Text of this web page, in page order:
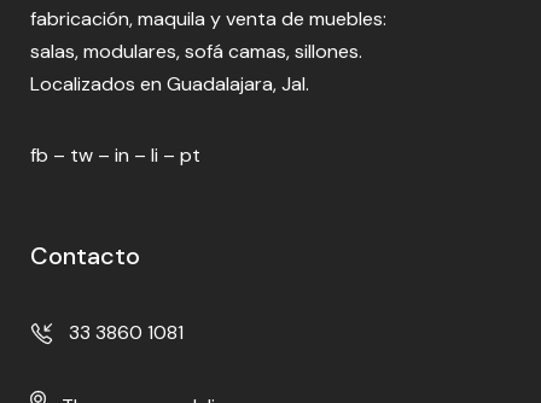
fabricación, maquila y venta de muebles:
salas, modulares, sofá camas, sillones.
Localizados en Guadalajara, Jal.
fb – tw – in – li – pt
Contacto
33 3860 1081